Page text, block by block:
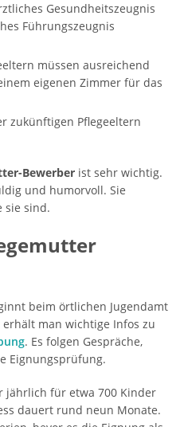
Gesundheitszeugnis
Führungszeugnis
müssen ausreichend
eigenen Zimmer für das
zukünftigen Pflegeeltern
Bewerber ist sehr wichtig.
und humorvoll. Sie
sie sind.
beim örtlichen Jugendamt
man wichtige Infos zu
. Es folgen Gespräche,
Eignungsprüfung.
jährlich für etwa 700 Kinder
dauert rund neun Monate.